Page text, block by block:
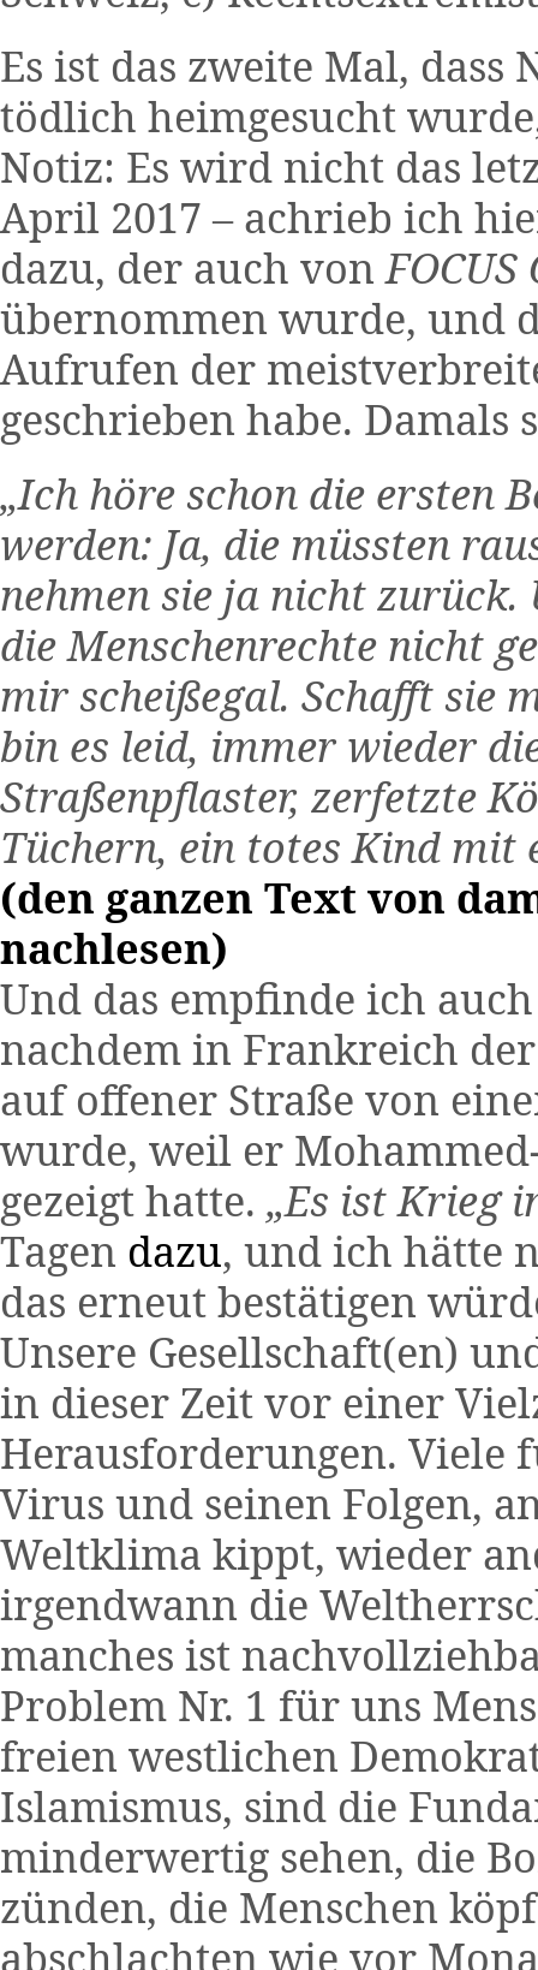
Es ist das zweite Mal,
tödlich heimgesucht
Notiz: Es wird nicht das
April 2017 – achrieb ich
dazu, der auch von
übernommen wurde, und
Aufrufen der
geschrieben habe. Damals
„Ich höre schon die ersten
werden: Ja, die müssten
nehmen sie ja nicht
die Menschenrechte nicht
mir scheißegal. Schafft sie
bin es leid, immer wieder
Straßenpflaster, zerfetzte
Tüchern, ein totes Kind mit
(den ganzen Text von
nachlesen)
Und das empfinde ich
nachdem in Frankreich
auf offener Straße von
wurde, weil er
gezeigt hatte. „Es ist Krieg
Tagen dazu, und ich hätte
das erneut bestätigen
Unsere Gesellschaft(en)
in dieser Zeit vor einer
Herausforderungen. Viele
Virus und seinen Folgen,
Weltklima kippt, wieder
irgendwann die
manches ist
Problem Nr. 1 für uns
freien westlichen
Islamismus, sind die
minderwertig sehen, die
zünden, die Menschen
abschlachten wie vor